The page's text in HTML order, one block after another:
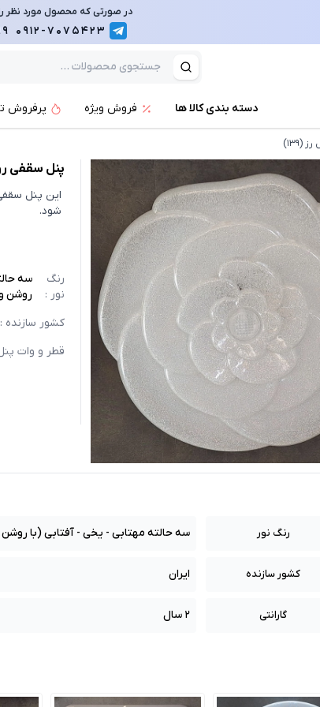
در صورتی که محصول مورد نظر را
0912-7075423
دسته بندی کالا ها فروش ویژه پرفروش
پنل سقفی
این پنل
شود.
رنگ
نور :
سه
روشن
کشور سازنده :
قطر و وات
رنگ نور سه حالته مهتابی - یخی - آفتابی (با
کشور سازنده ایران
گارانتی 2 سال